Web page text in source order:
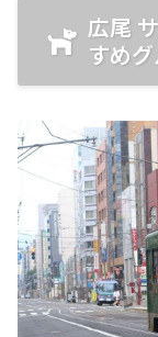
広尾
すめ